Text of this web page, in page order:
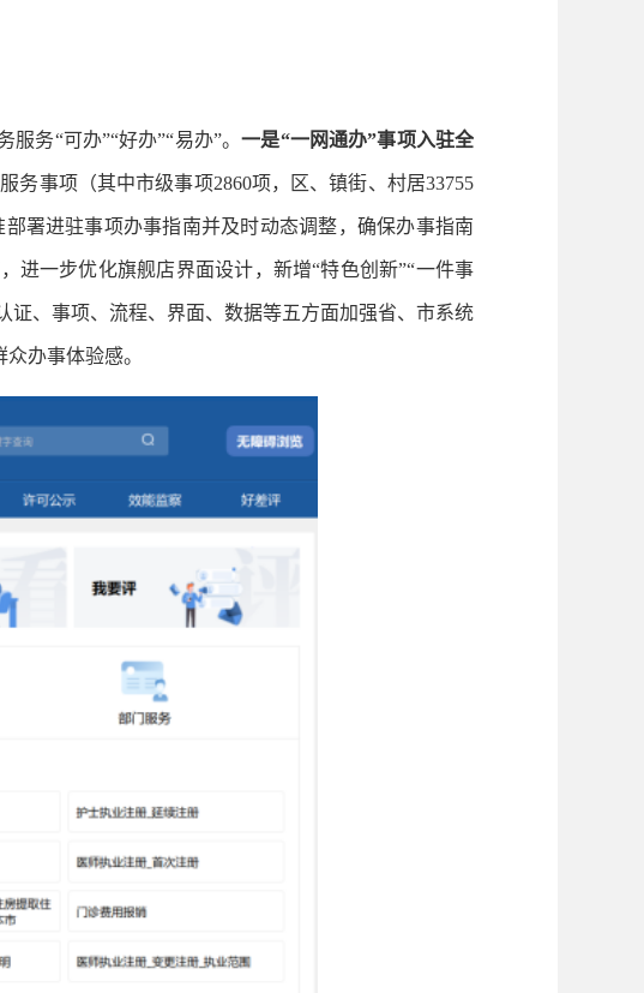
务“可办”“好办”“易办”。一是“一网通办”事项入驻全
务事项（其中市级事项2860项，区、镇街、村居33755
署进驻事项办事指南并及时动态调整，确保办事指南
进一步优化旗舰店界面设计，新增“特色创新”“一件事
证、事项、流程、界面、数据等五方面加强省、市系统
办事体验感。